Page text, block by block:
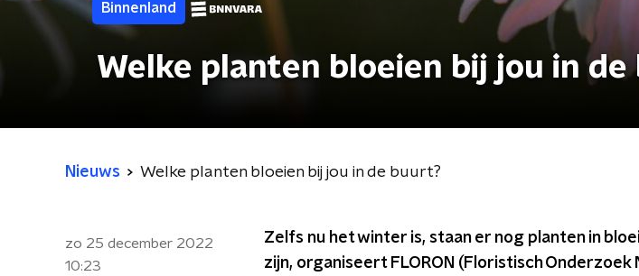
Binnenland
Welke planten bloeien bij jou in
Nieuws Welke planten bloeien bij jou in de buurt?
zo 25 december 2022
10:23
Zelfs nu het winter is, staan er nog planten in
zijn, organiseert FLORON (Floristisch